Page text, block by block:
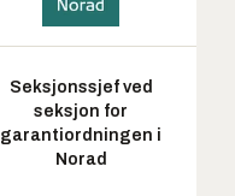
Seksjonssjef ved
seksjon for
garantiordningen i
Norad